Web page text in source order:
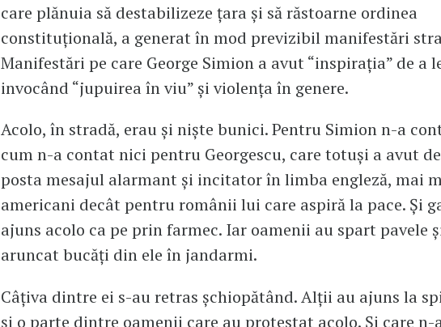
care plănuia să destabilizeze țara și să răstoarne ordinea
constituțională, a generat în mod previzibil manifestări
Manifestări pe care George Simion a avut “inspirația” de a
invocând “jupuirea în viu” și violența în genere.
Acolo, în stradă, erau și niște bunici. Pentru Simion n-a
cum n-a contat nici pentru Georgescu, care totuși a avut
posta mesajul alarmant și incitator în limba engleză, mai
americani decât pentru românii lui care aspiră la pace. Și
ajuns acolo ca pe prin farmec. Iar oamenii au spart pavele
aruncat bucăți din ele în jandarmi.
Câțiva dintre ei s-au retras șchiopătând. Alții au ajuns la
și o parte dintre oamenii care au protestat acolo. Și care n-